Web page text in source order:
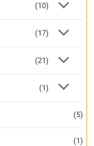
(10)
(17)
(21)
(1)
(5)
(1)